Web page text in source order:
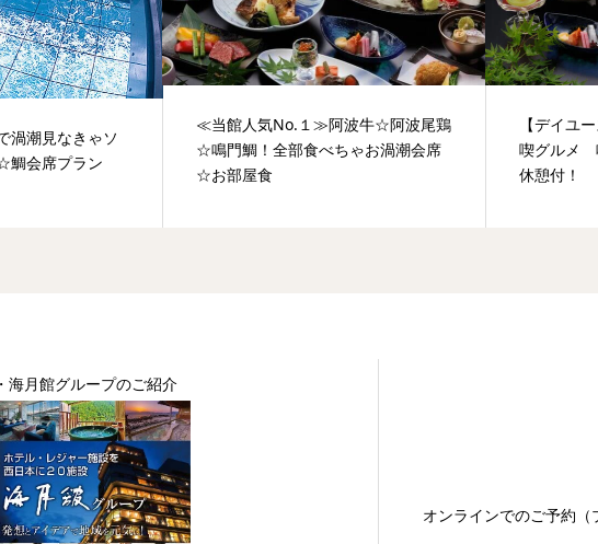
渦潮見なきゃソ
鯛会席プラン
≪当館人気No.１≫阿波牛☆阿波尾鶏
☆鳴門鯛！全部食べちゃお渦潮会席
☆お部屋食
【デイユ
喫グルメ
休憩付！
・ 海月館グループのご紹介
オンラインでのご予約（